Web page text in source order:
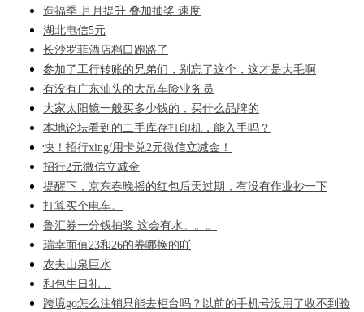
造福季 月月提升 叠加抽奖 速度
湖北电信5元
长沙罗菲酒店档口跑路了
参加了工行转账的兄弟们，别忘了这个，这才是大毛啊
有没有广东汕头的大吊车险业务员
大家太阳镜一般买多少钱的，买什么品牌的
本地论坛看到的二手库存打印机，能入手吗？
快！招行xing/用卡兑2元微信立减金！
招行2元微信立减金
提醒下，京东春晚摇的红包后天过期，有没有作业抄一下
打算买个电车。
鲁汇券一分钱抽奖 这会有水。。。
瑞幸面值23和26的券哪换的吖
农夫山泉巨水
和包生日礼，
跨境go怎么注销只能去柜台吗？以前的手机号没用了收不到验